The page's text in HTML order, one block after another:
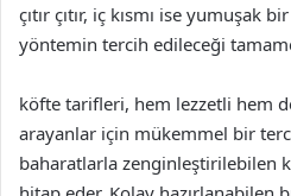
çıtır çıtır, iç kısmı ise yumuşak
yöntemin tercih edileceği
köfte tarifleri, hem lezzetli hem
arayanlar için mükemmel bir
baharatlarla zenginleştirilebilen